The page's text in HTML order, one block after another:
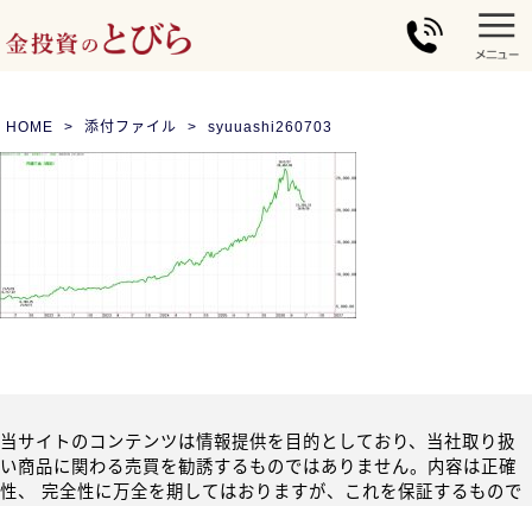
HOME 添付ファイル syuuashi260703
当サイトのコンテンツは情報提供を目的としており、当社取り扱
い商品に関わる売買を勧誘するものではありません。内容は正確
性、 完全性に万全を期してはおりますが、これを保証するもので